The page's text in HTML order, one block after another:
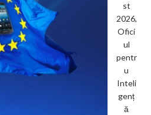
st
2026,
Ofici
ul
pentr
u
Inteli
genț
ă